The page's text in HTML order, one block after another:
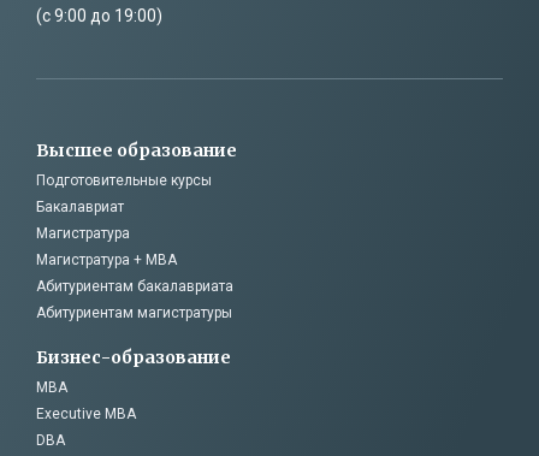
(c 9:00 до 19:00)
Высшее образование
Подготовительные курсы
Бакалавриат
Магистратура
Магистратура + MBA
Абитуриентам бакалавриата
Абитуриентам магистратуры
Бизнес-образование
MBA
Executive MBA
DBA